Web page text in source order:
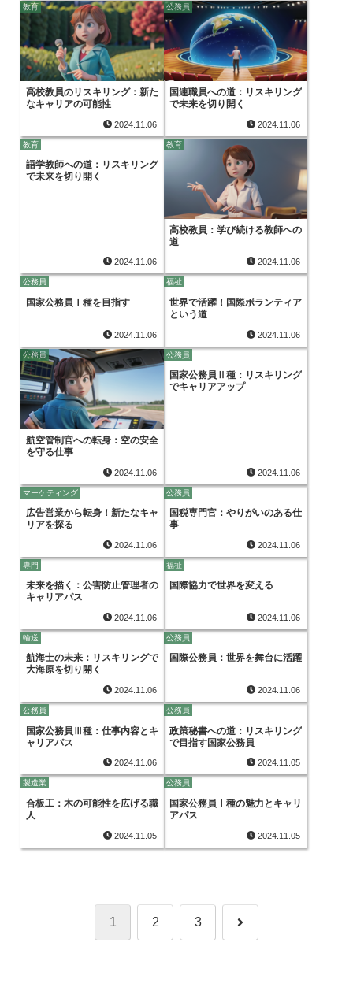
教育
高校教員のリスキリング：新た
なキャリアの可能性
2024.11.06
公務員
国連職員への道：リスキリング
で未来を切り開く
2024.11.06
教育
語学教師への道：リスキリング
で未来を切り開く
2024.11.06
教育
高校教員：学び続ける教師への
道
2024.11.06
公務員
国家公務員Ⅰ種を目指す
2024.11.06
福祉
世界で活躍！国際ボランティア
という道
2024.11.06
公務員
航空管制官への転身：空の安全
を守る仕事
2024.11.06
公務員
国家公務員Ⅱ種：リスキリング
でキャリアアップ
2024.11.06
マーケティング
広告営業から転身！新たなキャ
リアを探る
2024.11.06
公務員
国税専門官：やりがいのある仕
事
2024.11.06
専門
未来を描く：公害防止管理者の
キャリアパス
2024.11.06
福祉
国際協力で世界を変える
2024.11.06
輸送
航海士の未来：リスキリングで
大海原を切り開く
2024.11.06
公務員
国際公務員：世界を舞台に活躍
2024.11.06
公務員
国家公務員Ⅲ種：仕事内容とキ
ャリアパス
2024.11.06
公務員
政策秘書への道：リスキリング
で目指す国家公務員
2024.11.05
製造業
合板工：木の可能性を広げる職
人
2024.11.05
公務員
国家公務員Ⅰ種の魅力とキャリ
アパス
2024.11.05
1 2 3 次